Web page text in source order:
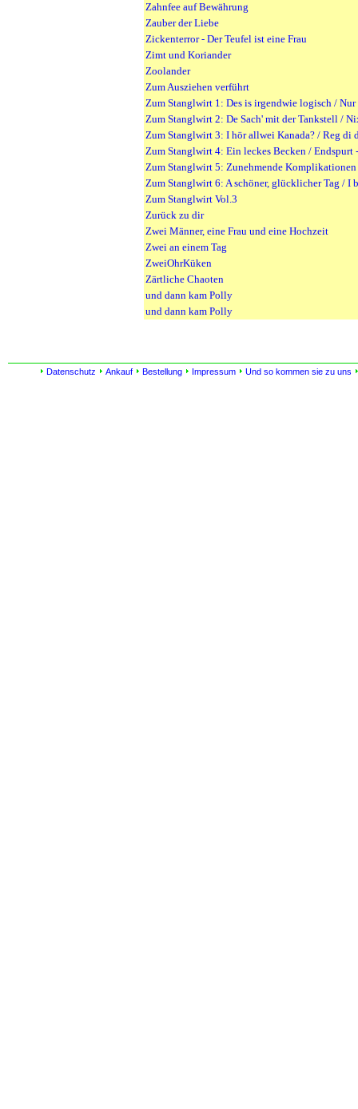
Zahnfee auf Bewährung
Zauber der Liebe
Zickenterror - Der Teufel ist eine Frau
Zimt und Koriander
Zoolander
Zum Ausziehen verführt
Zum Stanglwirt 1: Des is irgendwie logisch /
Zum Stanglwirt 2: De Sach' mit der Tankstell /
Zum Stanglwirt 3: I hör allwei Kanada? / Reg di
Zum Stanglwirt 4: Ein leckes Becken / Endspurt
Zum Stanglwirt 5: Zunehmende Komplikationen
Zum Stanglwirt 6: A schöner, glücklicher Tag / I
Zum Stanglwirt Vol.3
Zurück zu dir
Zwei Männer, eine Frau und eine Hochzeit
Zwei an einem Tag
ZweiOhrKüken
Zärtliche Chaoten
und dann kam Polly
und dann kam Polly
Datenschutz Ankauf Bestellung Impressum Und so kommen sie zu uns